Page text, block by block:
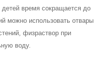
время сокращается до
можно использовать отвары
физраствор при
воду.